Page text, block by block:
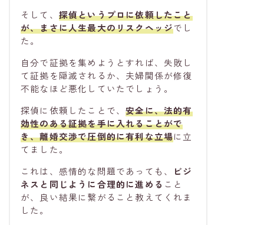
そして、 探偵というプロに依頼したこと
が、まさに人生最大のリスクヘッジでし
た。
自分で証拠を集めようとすれば、失敗し
て証拠を隠滅されるか、夫婦関係が修復
不能なほど悪化していたでしょう。
探偵に依頼したことで、安全に、法的有
効性のある証拠を手に入れることがで
き、離婚交渉で圧倒的に有利な立場に立
てました。
これは、感情的な問題であっても、
ビジ
ネスと同じように合理的に進める こと
が、良い結果に繋がること教えてくれま
した。